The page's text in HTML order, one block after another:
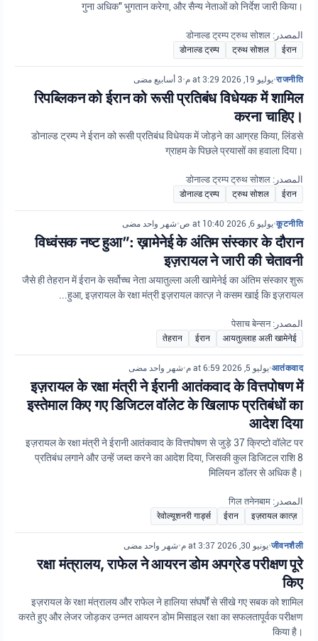
गुना अधिक" भुगतान करेगा, और सैन्य नेताओं को निर्देश जारी किया।
المصدر: डोनाल्ड ट्रम्प ट्रुथ सोशल
ईरान
ट्रुथ सोशल
डोनाल्ड ट्रम्प
राजनीति
•يوليو 19, 2026 at 3:29 م •3 أسابيع مضى
रिपब्लिकन को ईरान को रूसी प्रतिबंध विधेयक में शामिल
करना चाहिए।
डोनाल्ड ट्रम्प ने ईरान को रूसी प्रतिबंध विधेयक में जोड़ने का आग्रह किया, लिंडसे
ग्राहम के पिछले प्रयासों का हवाला दिया।
المصدر: डोनाल्ड ट्रम्प ट्रुथ सोशल
ईरान
ट्रुथ सोशल
डोनाल्ड ट्रम्प
कूटनीति
•يوليو 6, 2026 at 10:40 ص •شهر واحد مضى
विध्वंसक नष्ट हुआ”: ख़ामेनेई के अंतिम संस्कार के दौरान
इज़रायल ने जारी की चेतावनी
जैसे ही तेहरान में ईरान के सर्वोच्च नेता अयातुल्ला अली खामेनेई का अंतिम संस्कार शुरू
हुआ, इज़रायल के रक्षा मंत्री इज़रायल कात्ज़ ने कसम खाई कि इज़रायल...
المصدر: पेसाच बेन्सन
आयतुल्लाह अली खामेनेई
ईरान
तेहरान
आतंकवाद
•يوليو 5, 2026 at 6:59 م •شهر واحد مضى
इज़रायल के रक्षा मंत्री ने ईरानी आतंकवाद के वित्तपोषण में
इस्तेमाल किए गए डिजिटल वॉलेट के खिलाफ प्रतिबंधों का
आदेश दिया
इज़रायल के रक्षा मंत्री ने ईरानी आतंकवाद के वित्तपोषण से जुड़े 37 क्रिप्टो वॉलेट पर
प्रतिबंध लगाने और उन्हें जब्त करने का आदेश दिया, जिसकी कुल डिजिटल राशि 8
मिलियन डॉलर से अधिक है।
المصدر: गिल तनेनबाम
इज़रायल कात्ज़
ईरान
रेवोल्यूशनरी गार्ड्स
जीवनशैली
•يونيو 30, 2026 at 3:37 م •شهر واحد مضى
रक्षा मंत्रालय, राफेल ने आयरन डोम अपग्रेड परीक्षण पूरे
किए
इज़रायल के रक्षा मंत्रालय और राफेल ने हालिया संघर्षों से सीखे गए सबक को शामिल
करते हुए और लेजर जोड़कर उन्नत आयरन डोम मिसाइल रक्षा का सफलतापूर्वक परीक्षण
किया है।